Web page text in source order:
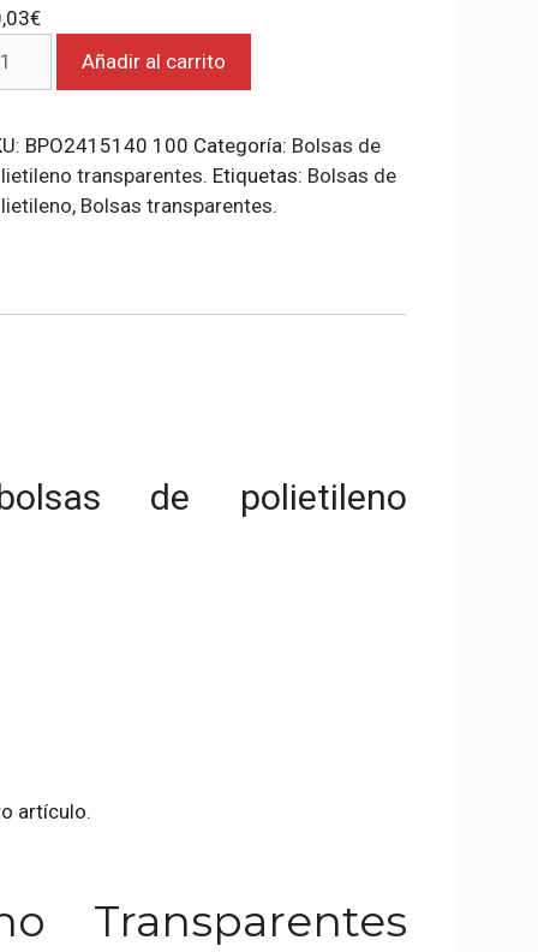
€
Añadir al carrito
BPO2415140 100 Categoría: Bolsas de
transparentes. Etiquetas: Bolsas de
, Bolsas transparentes.
de polietileno
artículo.
Transparentes